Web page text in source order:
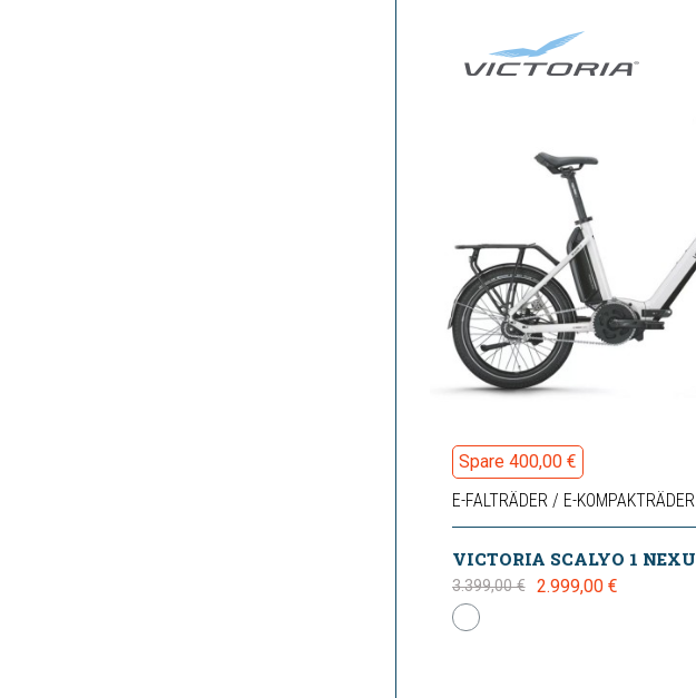
Spare 400,00 €
E-FALTRÄDER / E-KOMPAKTRÄDER
3.399,00 € 2.999,00 €